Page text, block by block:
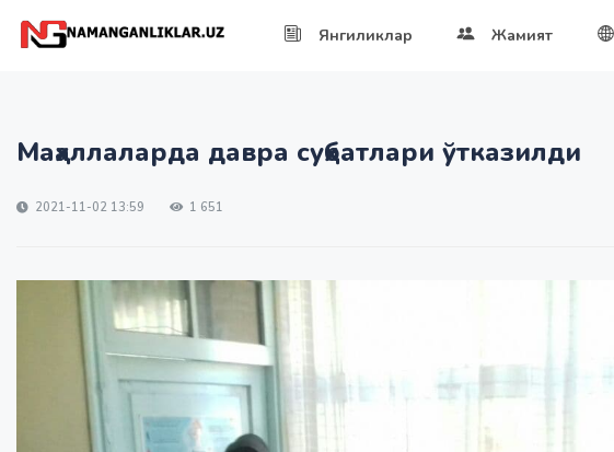
Янгиликлар Жамият
Маҳаллаларда давра суҳбатлари ўтказилди
2021-11-02 13:59 1 651